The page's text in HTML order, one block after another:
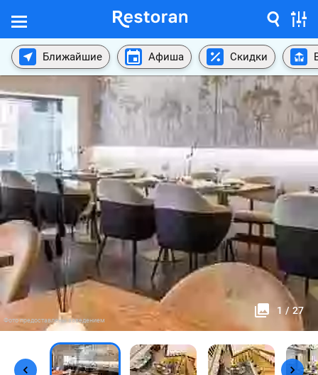
Ближайшие Афиша Скидки
1 / 27
Фото предоставлены заведением